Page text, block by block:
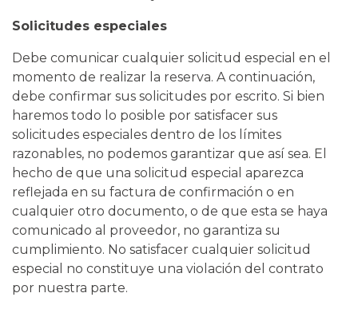
Solicitudes especiales
Debe comunicar cualquier solicitud especial en el
momento de realizar la reserva. A continuación,
debe confirmar sus solicitudes por escrito. Si bien
haremos todo lo posible por satisfacer sus
solicitudes especiales dentro de los límites
razonables, no podemos garantizar que así sea. El
hecho de que una solicitud especial aparezca
reflejada en su factura de confirmación o en
cualquier otro documento, o de que esta se haya
comunicado al proveedor, no garantiza su
cumplimiento. No satisfacer cualquier solicitud
especial no constituye una violación del contrato
por nuestra parte.